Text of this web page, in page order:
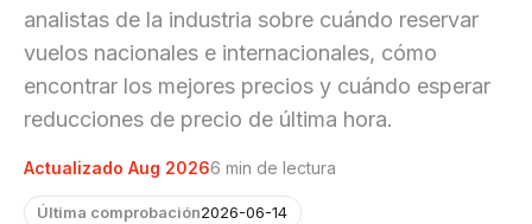
analistas de la industria sobre cuándo reservar
vuelos nacionales e internacionales, cómo
encontrar los mejores precios y cuándo esperar
reducciones de precio de última hora.
Actualizado Aug 20266 min de lectura
Última comprobación2026-06-14